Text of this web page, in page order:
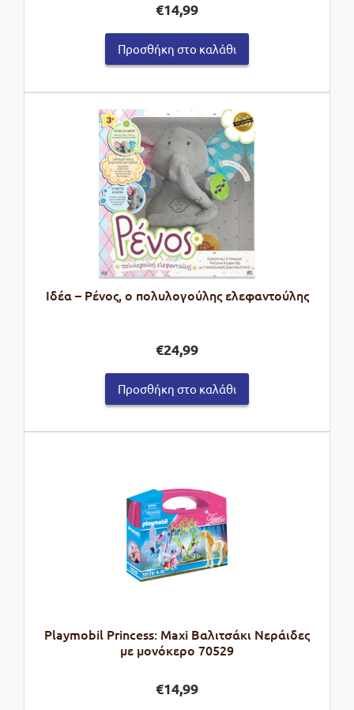
€14,99
Προσθήκη στο καλάθι
Ιδέα – Ρένος, ο πολυλογούλης ελεφαντούλης
€24,99
Προσθήκη στο καλάθι
Playmobil Princess: Maxi Βαλιτσάκι Νεράιδες
με μονόκερο 70529
€14,99